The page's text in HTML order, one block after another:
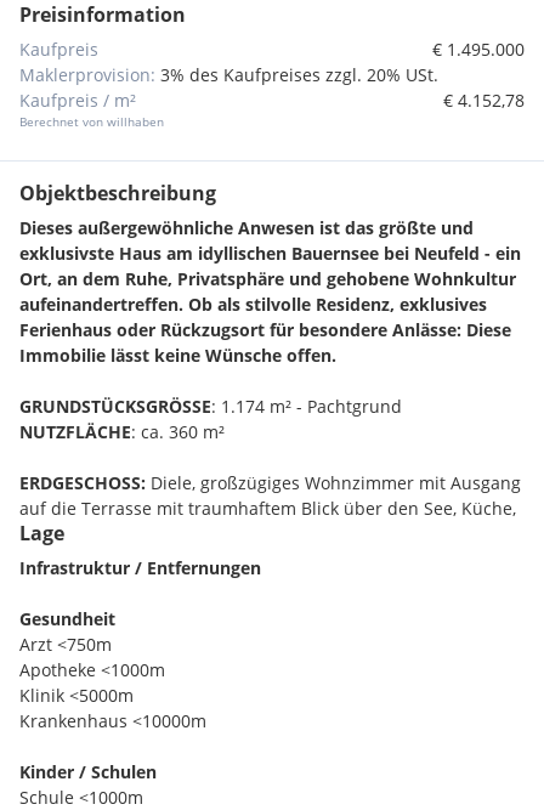
Preisinformation
Kaufpreis
€ 1.495.000
Maklerprovision: 3% des Kaufpreises zzgl. 20% USt.
Kaufpreis / m²
Berechnet von willhaben
€ 4.152,78
Objektbeschreibung
Dieses außergewöhnliche Anwesen ist das größte und
exklusivste Haus am idyllischen Bauernsee bei Neufeld - ein
Ort, an dem Ruhe, Privatsphäre und gehobene Wohnkultur
aufeinandertreffen. Ob als stilvolle Residenz, exklusives
Ferienhaus oder Rückzugsort für besondere Anlässe: Diese
Immobilie lässt keine Wünsche offen.
GRUNDSTÜCKSGRÖSSE: 1.174 m² - Pachtgrund
NUTZFLÄCHE: ca. 360 m²
ERDGESCHOSS: Diele, großzügiges Wohnzimmer mit Ausgang
auf die Terrasse mit traumhaftem Blick über den See, Küche,
Speis, WC;
Elternbereich mit Schlafzimmer, Bad und
Schrankraum, 2 Kinderzimmer, Badezimmer, WC;
KELLEGESCHOSS:
Fitnessraum, jeweils mit Ausgang auf die überdachte
Terrasse; Weinkeller, Technik;
NEBENGEBÄUDE:
Pavillon mit Whirlpool
Lage
Infrastruktur / Entfernungen
Gesundheit
Arzt <750m
Apotheke <1000m
Klinik <5000m
Krankenhaus <10000m
Kinder / Schulen
Schule <1000m